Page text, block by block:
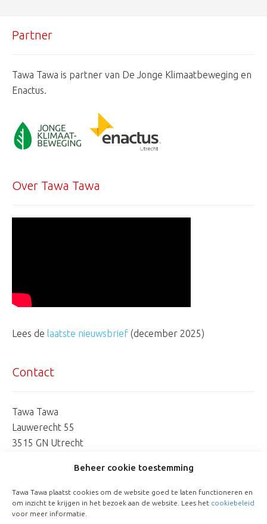
Beheer cookie toestemming
Tawa Tawa plaatst cookies om de website goed te laten functioneren en
om inzicht te krijgen in het bezoek aan de website. Lees het cookiebeleid
voor meer informatie.
Partner
Tawa Tawa is partner van De Jonge Klimaatbeweging en
Enactus.
Over Tawa Tawa
Lees de laatste nieuwsbrief (december 2025)
Contact
Tawa Tawa
Lauwerecht 55
3515 GN Utrecht
marionetman@tawatawa.nl